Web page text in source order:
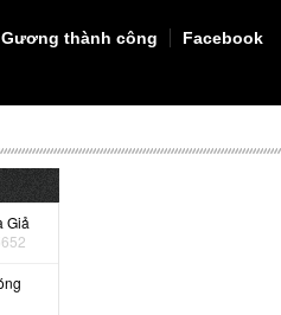
Gương thành công Facebook
Giả